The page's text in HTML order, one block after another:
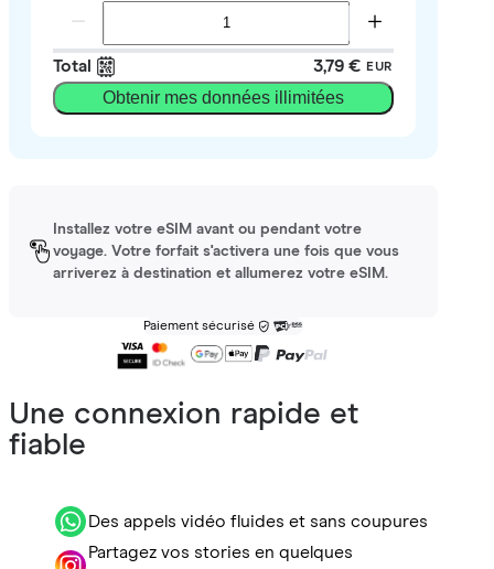
Total 3,79 € EUR
Obtenir mes données illimitées
Installez votre eSIM avant ou pendant votre
voyage. Votre forfait s'activera une fois que vous
arriverez à destination et allumerez votre eSIM.
Paiement sécurisé
Une connexion rapide et
fiable
Des appels vidéo fluides et sans coupures
Partagez vos stories en quelques